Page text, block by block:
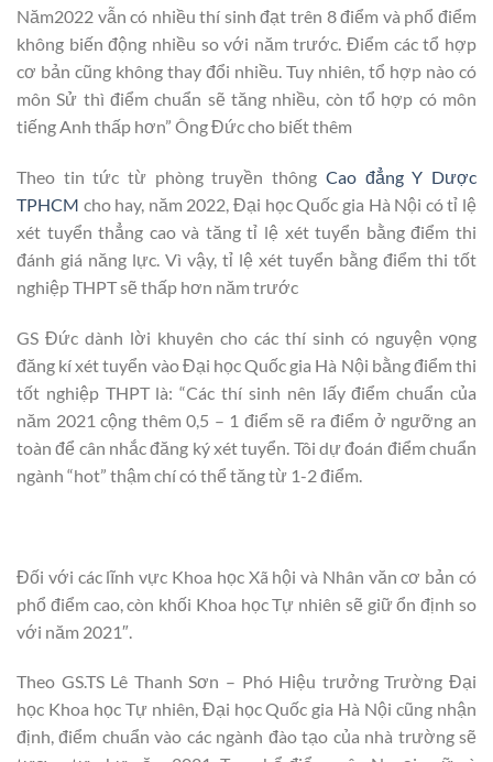
Năm2022 vẫn có nhiều thí sinh đạt trên 8 điểm và phổ điểm
không biến động nhiều so với năm trước. Điểm các tổ hợp
cơ bản cũng không thay đổi nhiều. Tuy nhiên, tổ hợp nào có
môn Sử thì điểm chuẩn sẽ tăng nhiều, còn tổ hợp có môn
tiếng Anh thấp hơn” Ông Đức cho biết thêm
Theo tin tức từ phòng truyền thông Cao đẳng Y Dược
TPHCM cho hay, năm 2022, Đại học Quốc gia Hà Nội có tỉ lệ
xét tuyển thẳng cao và tăng tỉ lệ xét tuyển bằng điểm thi
đánh giá năng lực. Vì vậy, tỉ lệ xét tuyển bằng điểm thi tốt
nghiệp THPT sẽ thấp hơn năm trước
GS Đức dành lời khuyên cho các thí sinh có nguyện vọng
đăng kí xét tuyển vào Đại học Quốc gia Hà Nội bằng điểm thi
tốt nghiệp THPT là: “Các thí sinh nên lấy điểm chuẩn của
năm 2021 cộng thêm 0,5 – 1 điểm sẽ ra điểm ở ngưỡng an
toàn để cân nhắc đăng ký xét tuyển. Tôi dự đoán điểm chuẩn
ngành “hot” thậm chí có thể tăng từ 1-2 điểm.
Đối với các lĩnh vực Khoa học Xã hội và Nhân văn cơ bản có
phổ điểm cao, còn khối Khoa học Tự nhiên sẽ giữ ổn định so
với năm 2021″.
Theo GS.TS Lê Thanh Sơn – Phó Hiệu trưởng Trường Đại
học Khoa học Tự nhiên, Đại học Quốc gia Hà Nội cũng nhận
định, điểm chuẩn vào các ngành đào tạo của nhà trường sẽ